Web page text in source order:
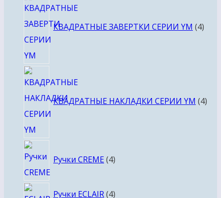
КВАДРАТНЫЕ ЗАВЕРТКИ СЕРИИ YM 4
КВАДРАТНЫЕ НАКЛАДКИ СЕРИИ YM 4
Ручки CREME 4товара
Ручки ECLAIR 44